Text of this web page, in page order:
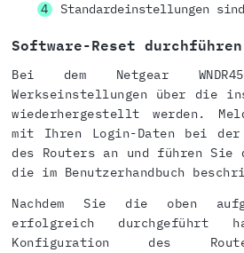
Standardeinstellungen
Software-Reset durchführen
Bei dem Netgear
Werkseinstellungen über die
wiederhergestellt werden.
mit Ihren Login-Daten bei der
des Routers an und führen
die im Benutzerhandbuch
Nachdem Sie die oben
erfolgreich durchgeführt
Konfiguration des